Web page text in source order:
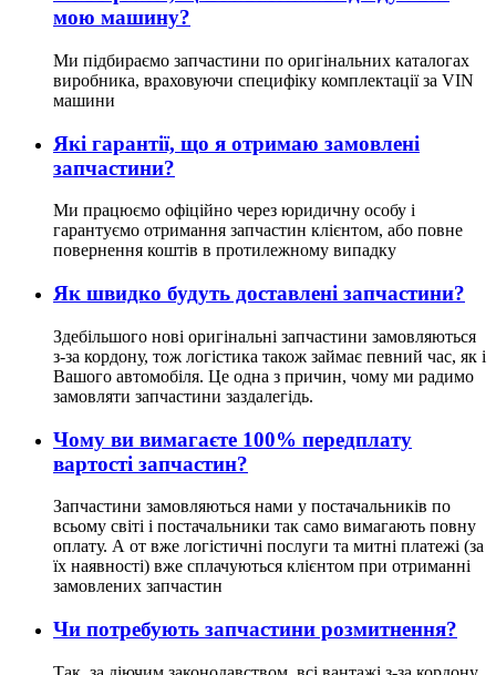
мою машину?
Ми підбираємо запчастини по оригінальних каталогах
виробника, враховуючи специфіку комплектації за VIN
машини
Які гарантії, що я отримаю замовлені
запчастини?
Ми працюємо офіційно через юридичну особу і
гарантуємо отримання запчастин клієнтом, або повне
повернення коштів в протилежному випадку
Як швидко будуть доставлені запчастини?
Здебільшого нові оригінальні запчастини замовляються
з-за кордону, тож логістика також займає певний час, як і
Вашого автомобіля. Це одна з причин, чому ми радимо
замовляти запчастини заздалегідь.
Чому ви вимагаєте 100% передплату
вартості запчастин?
Запчастини замовляються нами у постачальників по
всьому світі і постачальники так само вимагають повну
оплату. А от вже логістичні послуги та митні платежі (за
їх наявності) вже сплачуються клієнтом при отриманні
замовлених запчастин
Чи потребують запчастини розмитнення?